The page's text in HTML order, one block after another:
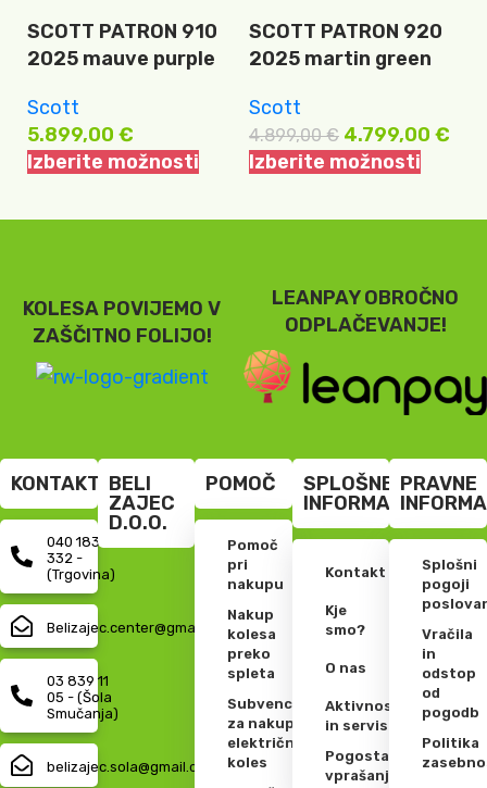
SCOTT PATRON 910
2025 mauve purple
Scott
5.899,00 €
Izberite možnosti
SCOTT PATRON 920
2025 martin green
Scott
4.899,00€ 4.799,00 €
Izberite možnosti
KOLESA POVIJEMO V
ZAŠČITNO FOLIJO!
LEANPAY OBROČNO
ODPLAČEVANJE!
KONTAKT
040 183
332 -
(Trgovina)
Belizajec.center@gmail.com
03 839 11
05 - (Šola
Smučanja)
belizajec.sola@gmail.com
BELI
ZAJEC
D.O.O.
POMOČ
Pomoč
pri
nakupu
Nakup
kolesa
preko
spleta
Subvencije
za nakup
električnih
koles
SPLOŠNE
INFORMACIJE
Kontakt
Kje
smo?
O nas
Aktivnosti
in servis
Pogosta
vprašanja
PRAVNE
Splošni
pogoji
Vračila
in
odstop
od
pogodb
Politika